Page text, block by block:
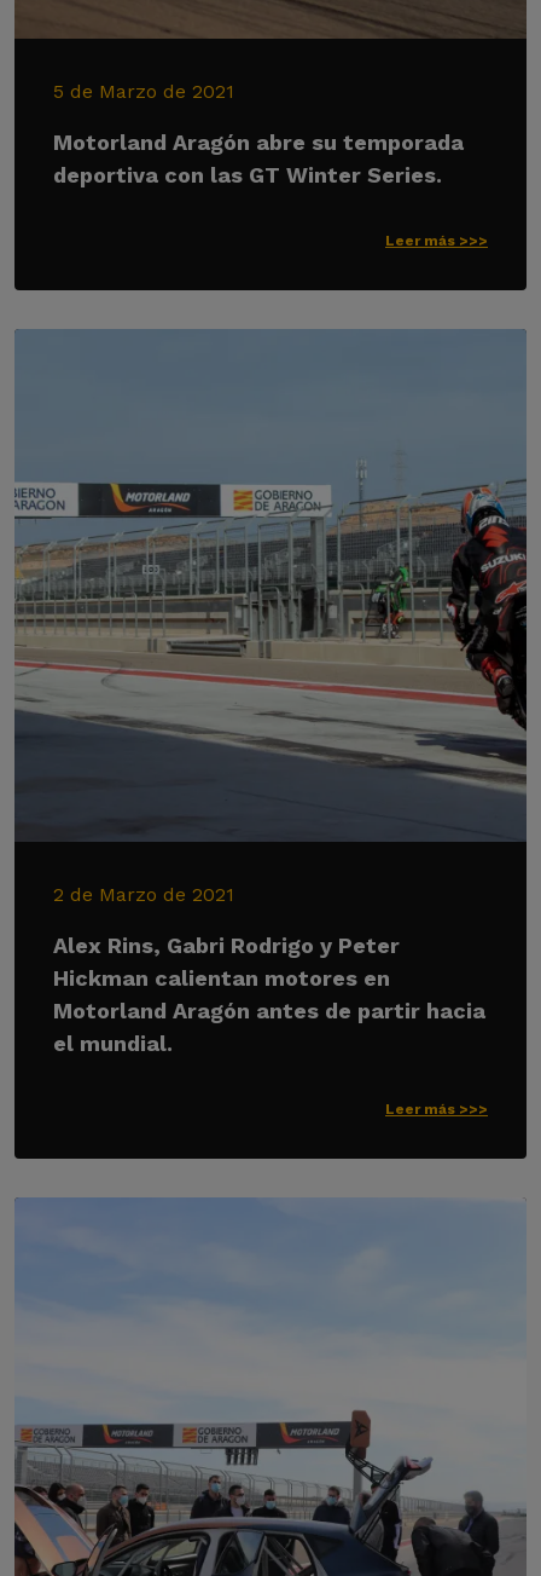
5 de Marzo de 2021
Motorland Aragón abre su temporada
deportiva con las GT Winter Series.
Leer más >>>
2 de Marzo de 2021
Alex Rins, Gabri Rodrigo y Peter
Hickman calientan motores en
Motorland Aragón antes de partir hacia
el mundial.
Leer más >>>